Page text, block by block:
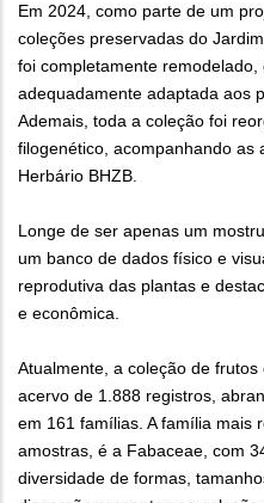
Em 2024, como parte de um
coleções preservadas do
foi completamente
adequadamente adaptada aos
Ademais, toda a coleção foi
filogenético, acompanhando as
Herbário BHZB.
Longe de ser apenas um
um banco de dados físico e
reprodutiva das plantas e
e econômica.
Atualmente, a coleção de
acervo de 1.888 registros,
em 161 famílias. A família mais
amostras, é a Fabaceae, com
diversidade de formas,